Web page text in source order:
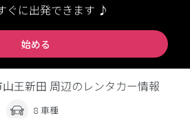
ぐに出発できます ♪
始める
王新田 周辺のレンタカー情報
8 車種